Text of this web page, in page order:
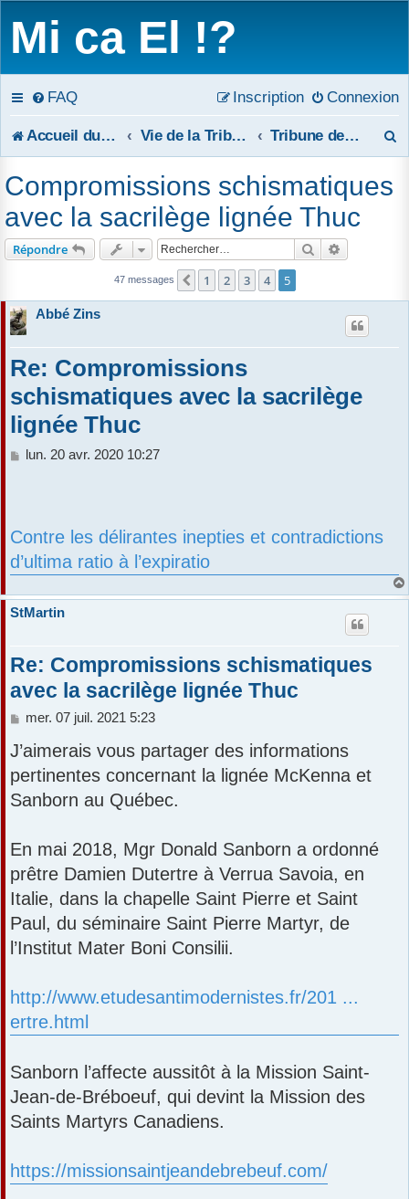
Mi ca El !?
FAQ Connexion
Inscription
Accueil du forum Vie de la Tribune Tribune de réponses publiques
r
Compromissions schismatiques
avec la sacrilège lignée Thuc
Répondre Rechercher
47 messages Précédent
1 2 3 4 5
Abbé Zins
Re: Compromissions
schismatiques avec la sacrilège
lignée Thuc
M
g
e
lun. 20 avr. 2020 10:27
Contre les délirantes inepties et contradictions
d’ultima ratio à l’expiratio
StMartin
Re: Compromissions schismatiques
avec la sacrilège lignée Thuc
M
s
a
g
mer. 07 juil. 2021 5:23
J’aimerais vous partager des informations
pertinentes concernant la lignée McKenna et
Sanborn au Québec.
En mai 2018, Mgr Donald Sanborn a ordonné
prêtre Damien Dutertre à Verrua Savoia, en
Italie, dans la chapelle Saint Pierre et Saint
Paul, du séminaire Saint Pierre Martyr, de
l’Institut Mater Boni Consilii.
http://www.etudesantimodernistes.fr/201 ...
ertre.html
Sanborn l’affecte aussitôt à la Mission Saint-
Jean-de-Bréboeuf, qui devint la Mission des
Saints Martyrs Canadiens.
https://missionsaintjeandebrebeuf.com/